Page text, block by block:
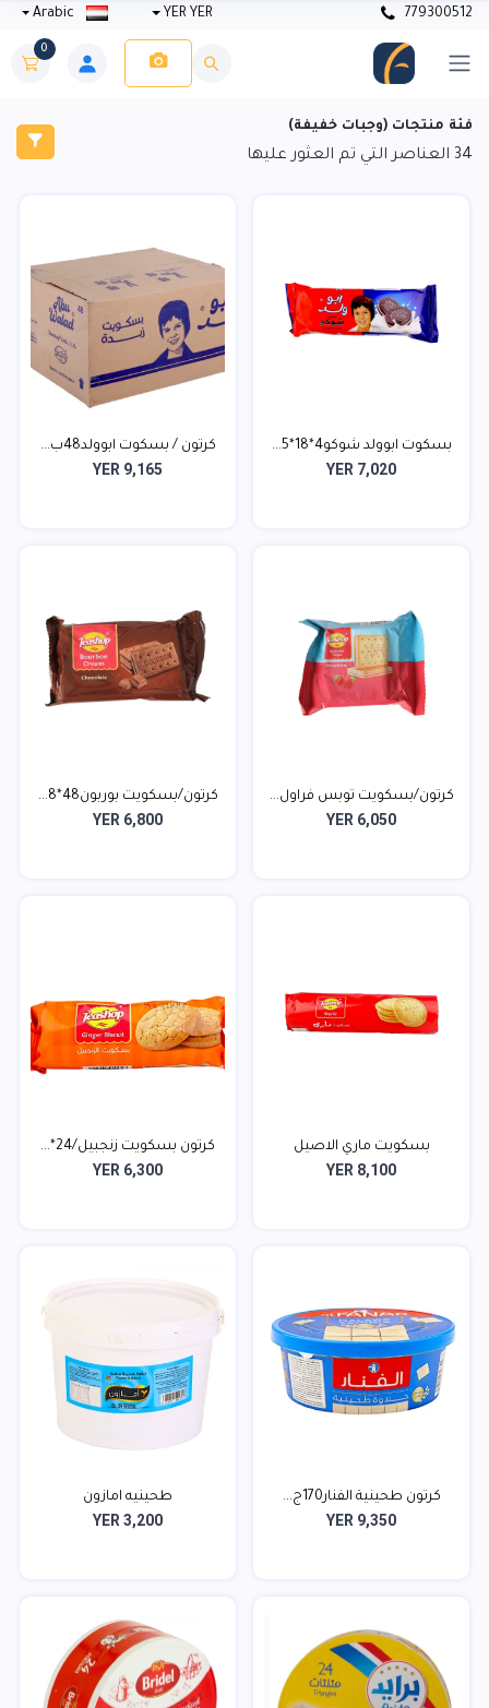
779300512
YER YER
0
فئة منتجات (وجبات خفيفة)
34 العناصر التي تم العثور عليها
بسكوت ابوولد شوكو4*18*5...
YER 7,020
كرتون / بسكوت ابوولد48ب...
YER 9,165
كرتون/بسكويت توبس فراول...
YER 6,050
كرتون/بسكويت بوربون48*8...
YER 6,800
بسكويت ماري الاصيل
YER 8,100
كرتون بسكويت زنجبيل/24*...
YER 6,300
كرتون طحينية الفنار170ج...
YER 9,350
طحينيه امازون
YER 3,200